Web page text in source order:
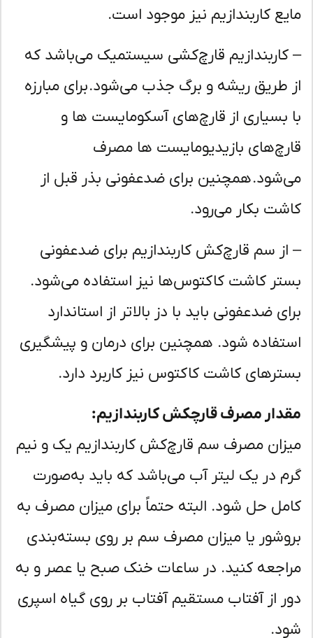
کاربندازیم نیز موجود است.
قارچ‌کشی سیستمیک می‌باشد که
طریق ریشه و برگ جذب می‌شود. برای مبارزه
بسیاری از قارچ‌های آسکومایست ها و
بازیدیومایست ها مصرف
همچنین برای ضدعفونی بذر قبل از
بکار می‌رود.
سم قارچ‌کش کاربندازیم برای ضدعفونی
کاشت کاکتوس‌ها نیز استفاده می‌شود.
ضدعفونی باید با دز بالاتر از استاندارد
شود. همچنین برای درمان و پیشگیری
کاشت کاکتوس نیز کاربرد دارد.
مصرف قارچکش کاربندازیم:
مصرف سم قارچ‌کش کاربندازیم یک و نیم
در یک لیتر آب می‌باشد که باید به‌صورت
حل شود. البته حتماً برای میزان مصرف به
یا میزان مصرف سم بر روی بسته‌بندی
کنید. در ساعات خنک صبح یا عصر و به
از آفتاب مستقیم آفتاب بر روی گیاه اسپری